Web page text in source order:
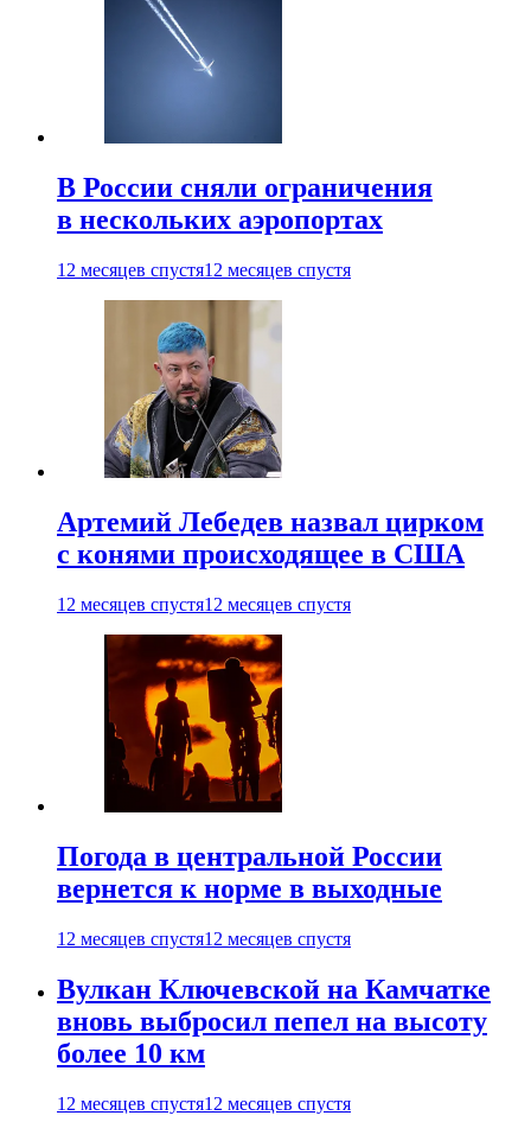
В России сняли ограничения
в нескольких аэропортах
12 месяцев спустя12 месяцев спустя
Артемий Лебедев назвал цирком
с конями происходящее в США
12 месяцев спустя12 месяцев спустя
Погода в центральной России
вернется к норме в выходные
12 месяцев спустя12 месяцев спустя
Вулкан Ключевской на Камчатке
вновь выбросил пепел на высоту
более 10 км
12 месяцев спустя12 месяцев спустя